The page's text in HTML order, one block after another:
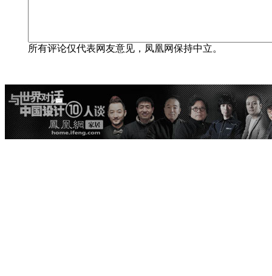
所有评论仅代表网友意见，凤凰网保持中立。